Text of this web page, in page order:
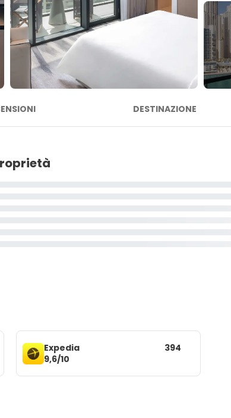
DESTINAZIONE
Expedia
9,6/10
394